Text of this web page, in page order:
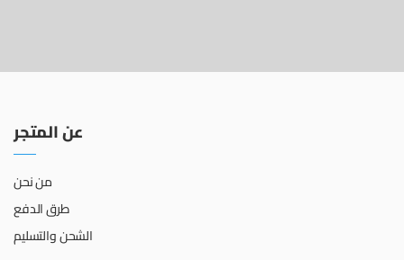
عن المتجر
من نحن
طرق الدفع
الشحن والتسليم